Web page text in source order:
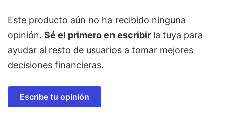
Este producto aún no ha recibido ninguna
opinión. Sé el primero en escribir la tuya para
ayudar al resto de usuarios a tomar mejores
decisiones financieras.
Escribe tu opinión